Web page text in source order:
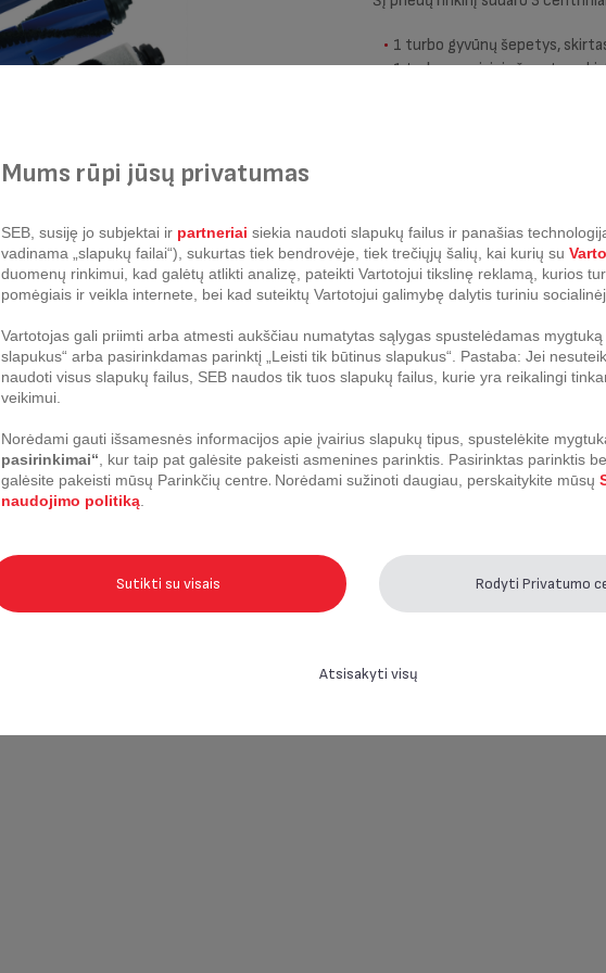
1 turbo gyvūnų šepetys,
1 turbo precizinis šepetys,
1 turbo mikropluošto
Kad jūsų robotas dulkių siurblys
centrinį šepetį pašalindami
Suderinamas su šiais S95 serijos
Mums rūpi jūsų privatumas
SEB, susiję jo subjektai ir partneriai siekia naudoti slapukų failus ir panašias
vadinama „slapukų failai“), sukurtas tiek bendrovėje, tiek trečiųjų šalių, kai kurių su
duomenų rinkimui, kad galėtų atlikti analizę, pateikti Vartotojui tikslinę reklamą, kurios
pomėgiais ir veikla internete, bei kad suteiktų Vartotojui galimybę dalytis turiniu
Vartotojas gali priimti arba atmesti aukščiau numatytas sąlygas spustelėdamas mygtuką
slapukus“ arba pasirinkdamas parinktį „Leisti tik būtinus slapukus“. Pastaba: Jei
naudoti visus slapukų failus, SEB naudos tik tuos slapukų failus, kurie yra reikalingi
veikimui.
Norėdami gauti išsamesnės informacijos apie įvairius slapukų tipus, spustelėkite
pasirinkimai“ , kur taip pat galėsite pakeisti asmenines parinktis. Pasirinktas parinktis
galėsite pakeisti mūsų Parinkčių centre. Norėdami sužinoti daugiau, perskaitykite mūsų
naudojimo politiką
Sutikti su visais Rodyti Privatumo
Atsisakyti visų